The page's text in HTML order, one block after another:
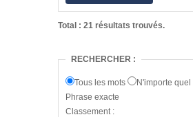
Total : 21 résultats trouvés.
RECHERCHER :
Tous les mots
N'importe quel
Phrase exacte
Classement :